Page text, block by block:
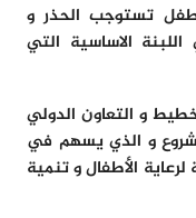
تستوجب الحذر و
الاساسية التي
و التعاون الدولي
و الذي يسهم في
لرعاية الأطفال و تنمية